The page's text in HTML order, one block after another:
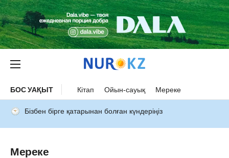
БОС УАҚЫТ Кітап Ойын-сауық Мереке
Бізбен бірге қатарынан болған күндеріңіз
Мереке